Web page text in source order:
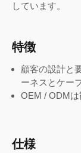
しています。
特徴
顧客の設計と
ーネスとケー
OEM / ODMは
仕様